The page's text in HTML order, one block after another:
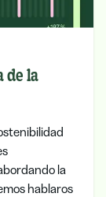
de la
la
hablaros